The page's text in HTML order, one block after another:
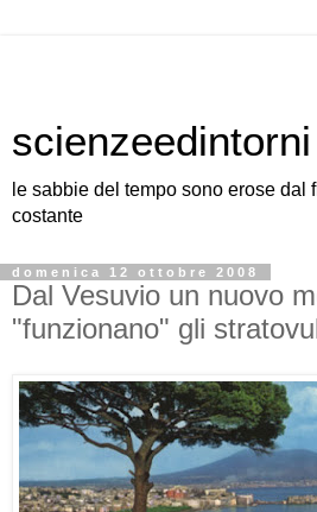
scienzeedintorni
le sabbie del tempo sono erose dal
costante
domenica 12 ottobre 2008
Dal Vesuvio un nuovo
"funzionano" gli